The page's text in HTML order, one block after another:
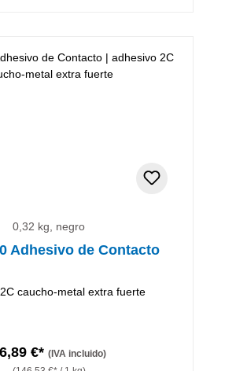
0,32 kg, negro
Adhesivo de Contacto
caucho-metal extra fuerte
€* (IVA incluido)